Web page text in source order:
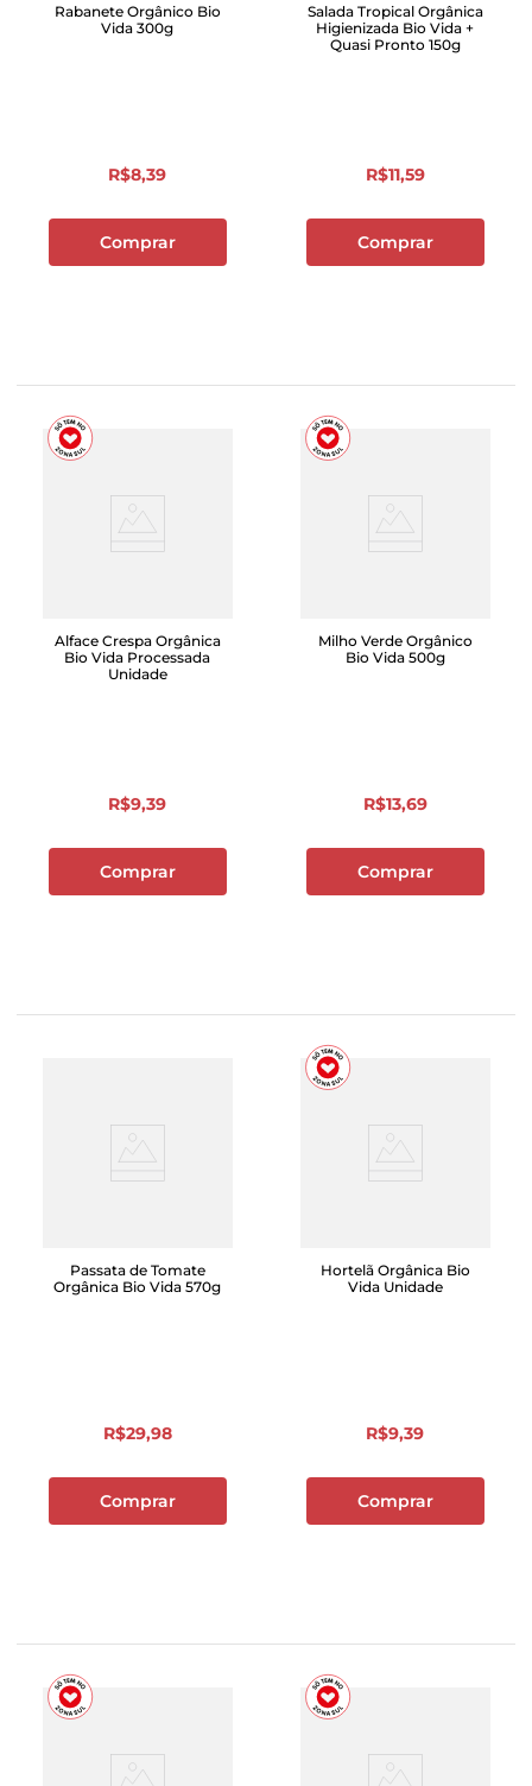
Rabanete Orgânico Bio
Vida 300g
R$8,39
Comprar
Salada Tropical Orgânica
Higienizada Bio Vida +
Quasi Pronto 150g
R$11,59
Comprar
Alface Crespa Orgânica
Bio Vida Processada
Unidade
R$9,39
Comprar
Milho Verde Orgânico
Bio Vida 500g
R$13,69
Comprar
Passata de Tomate
Orgânica Bio Vida 570g
R$29,98
Comprar
Hortelã Orgânica Bio
Vida Unidade
R$9,39
Comprar